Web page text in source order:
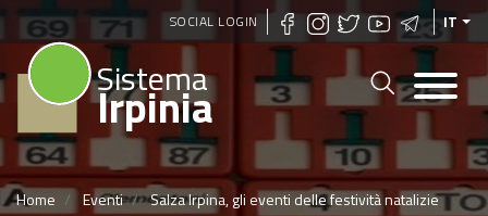
Salta
al
principale
SOCIAL LOGIN IT
Sistema
Irpinia
Home Eventi Salza Irpina, gli eventi delle festività natalizie